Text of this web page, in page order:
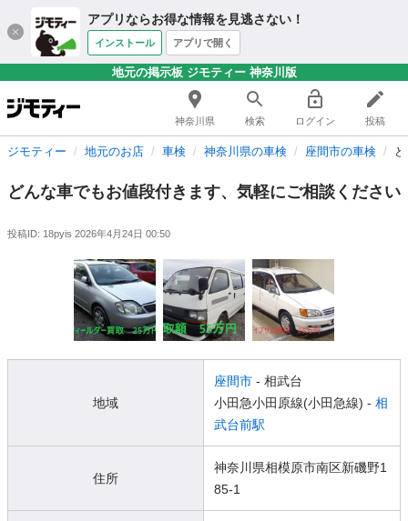
アプリならお得な情報を見逃さない！
インストール アプリで開く
地元の掲示板 ジモティー 神奈川版
神奈川県 検索 ログイン 投稿
ジモティー 地元のお店 車検 神奈川県の車検 座間市の車検
どんな車でもお値段付きます、気軽にご相談ください
投稿ID: 18pyis 2026年4月24日 00:50
地域
座間市 - 相武台
小田急小田原線(小田急線) - 相
武台前駅
住所
神奈川県相模原市南区新磯野1
85-1